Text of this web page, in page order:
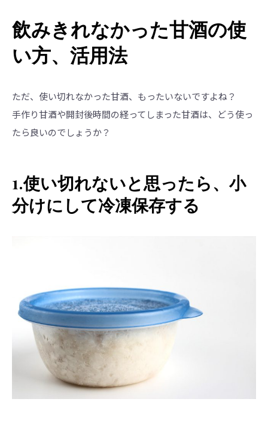
飲みきれなかった甘酒の使
い方、活用法
ただ、使い切れなかった甘酒、もったいないですよね？
手作り甘酒や開封後時間の経ってしまった甘酒は、どう使っ
たら良いのでしょうか？
1.使い切れないと思ったら、小
分けにして冷凍保存する